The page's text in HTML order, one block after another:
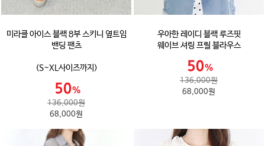
미라클 아이스 블랙 8부 스키니 옆트임
밴딩 팬츠
(S~XL사이즈까지)
136,000원
68,000원
우아한 레이디 블랙 루즈핏
웨이브 셔링 프릴 블라우스
136,000원
68,000원